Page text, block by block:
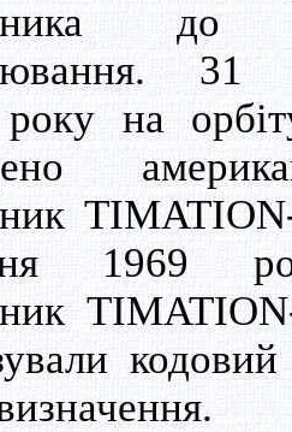
до
31
на
1969